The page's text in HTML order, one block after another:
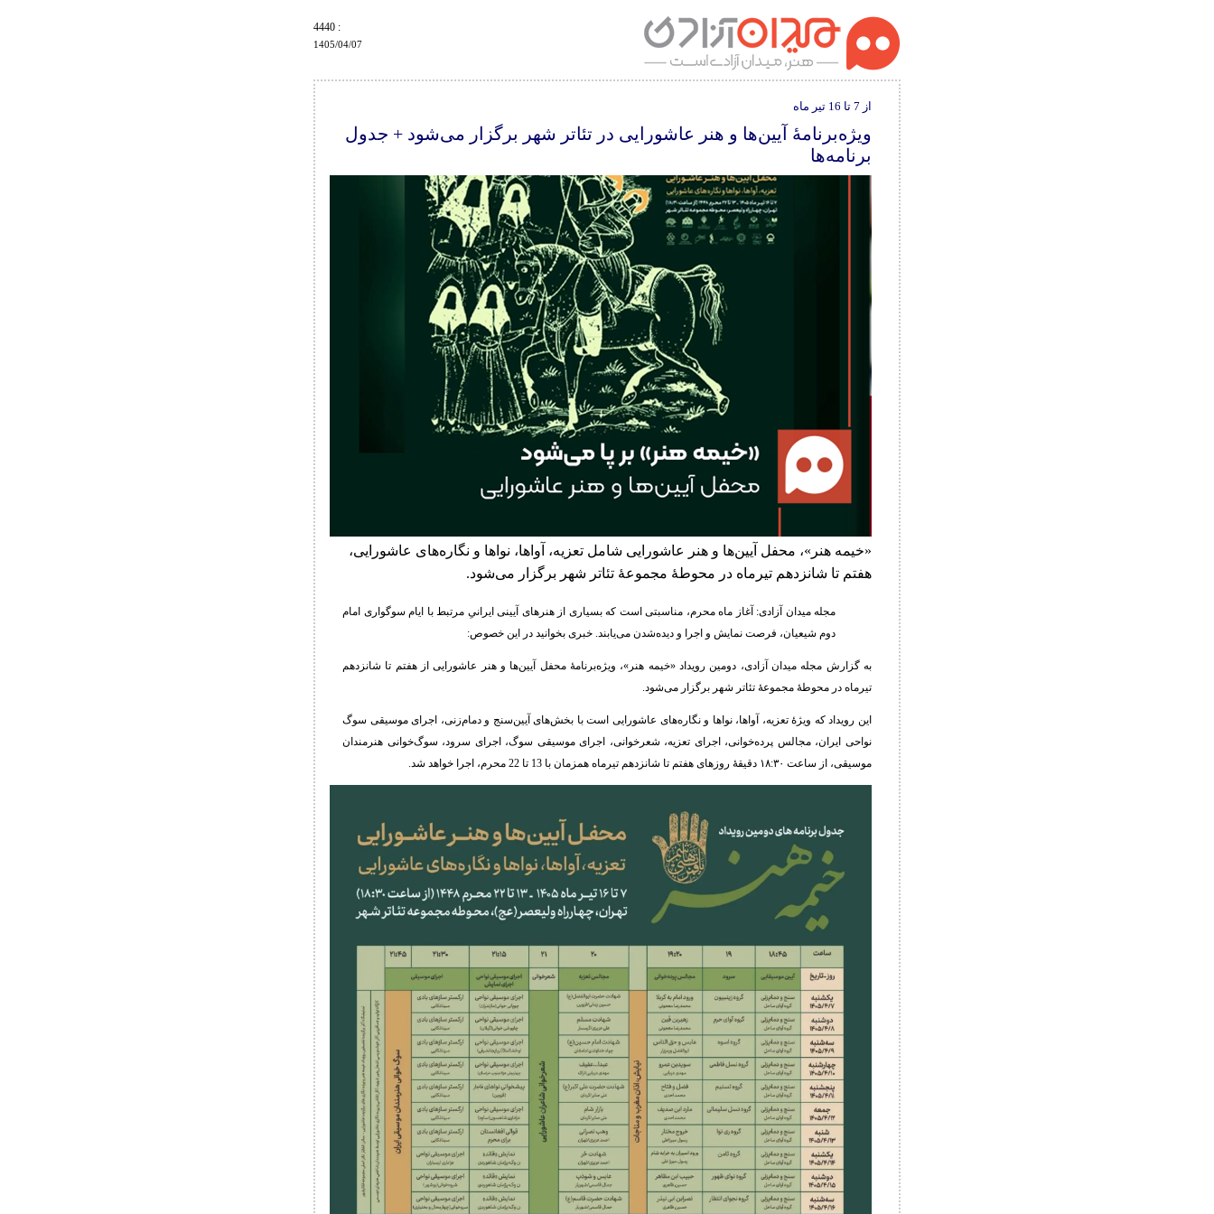
: 4440
1405/04/07
از 7 تا 16 تیر ماه
ویژه‌برنامۀ آیین‌ها و هنر عاشورایی در تئاتر شهر برگزار می‌شود + جدول
برنامه‌ها
«خیمه هنر»، محفل آیین‌ها و هنر عاشورایی شامل تعزیه، آواها، نواها و نگاره‌های عاشورایی،
هفتم تا شانزدهم تیرماه در محوطۀ مجموعۀ تئاتر شهر برگزار می‌شود.
مجله میدان آزادی: آغاز ماه محرم، مناسبتی است که بسیاری از هنرهای آیینی ایرانیِ مرتبط با ایام سوگواری امام
دوم شیعیان، فرصت نمایش و اجرا و دیده‌شدن می‌یابند. خبری بخوانید در این خصوص:
به گزارش مجله میدان آزادی، دومین رویداد «خیمه هنر»، ویژه‌برنامۀ محفل آیین‌ها و هنر عاشورایی از هفتم تا شانزدهم
تیرماه در محوطۀ مجموعۀ تئاتر شهر برگزار می‌شود.
این رویداد که ویژۀ تعزیه، آواها، نواها و نگاره‌های عاشورایی است با بخش‌های آیین‌سنج و دمام‌زنی، اجرای موسیقی سوگ
نواحی ایران، مجالس پرده‌خوانی، اجرای تعزیه، شعرخوانی، اجرای موسیقی سوگ، اجرای سرود، سوگ‌خوانی هنرمندان
موسیقی، از ساعت ۱۸:۳۰ دقیقۀ روزهای هفتم تا شانزدهم تیرماه همزمان با 13 تا 22 محرم، اجرا خواهد شد.